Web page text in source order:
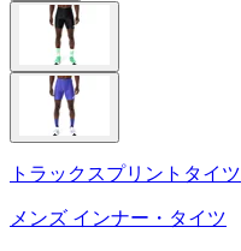
トラックスプリントタイツ
メンズ インナー・タイツ